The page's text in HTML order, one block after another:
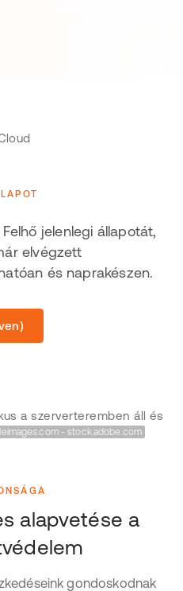
jelenlegi állapotát,
elvégzett
és naprakészen.
- stock.adobe.com
alapvetése a
gondoskodnak